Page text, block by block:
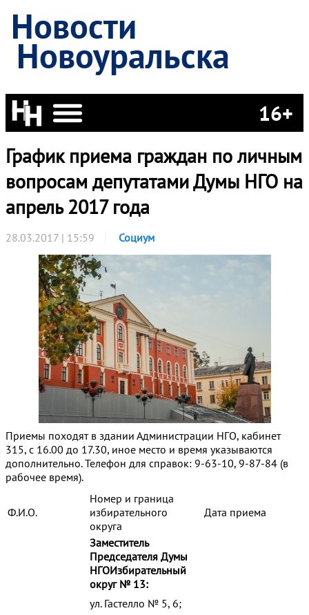
Новости
Новоуральска
16+
График приема граждан по личным
вопросам депутатами Думы НГО на
апрель 2017 года
28.03.2017 | 15:59 Социум
Приемы походят в здании Администрации НГО, кабинет
315, с 16.00 до 17.30, иное место и время указываются
дополнительно. Телефон для справок: 9-63-10, 9-87-84 (в
рабочее время).
Ф.И.О.
Номер и граница
избирательного
округа
Дата приема
Заместитель
Председателя Думы
НГОИзбирательный
округ № 13:
ул. Гастелло № 5, 6;